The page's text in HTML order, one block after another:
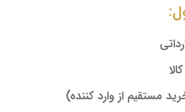
مستقیم از وارد کننده)